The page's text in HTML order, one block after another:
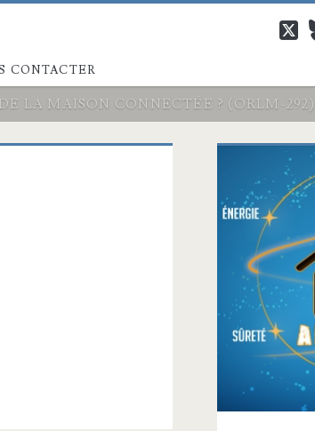
CONTACTER
LA MAISON CONNECTÉE ? (ORLM-292)
Barre
latérale